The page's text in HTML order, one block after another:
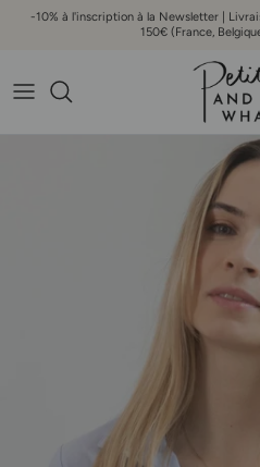
Aller au contenu
-10% à l'inscription à la Newsletter |
150€ (France,
Passer aux informations produits